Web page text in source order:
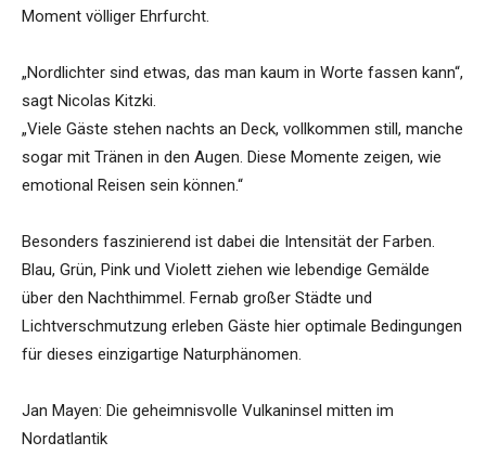
Moment völliger Ehrfurcht.
„Nordlichter sind etwas, das man kaum in Worte fassen kann“,
sagt Nicolas Kitzki.
„Viele Gäste stehen nachts an Deck, vollkommen still, manche
sogar mit Tränen in den Augen. Diese Momente zeigen, wie
emotional Reisen sein können.“
Besonders faszinierend ist dabei die Intensität der Farben.
Blau, Grün, Pink und Violett ziehen wie lebendige Gemälde
über den Nachthimmel. Fernab großer Städte und
Lichtverschmutzung erleben Gäste hier optimale Bedingungen
für dieses einzigartige Naturphänomen.
Jan Mayen: Die geheimnisvolle Vulkaninsel mitten im
Nordatlantik